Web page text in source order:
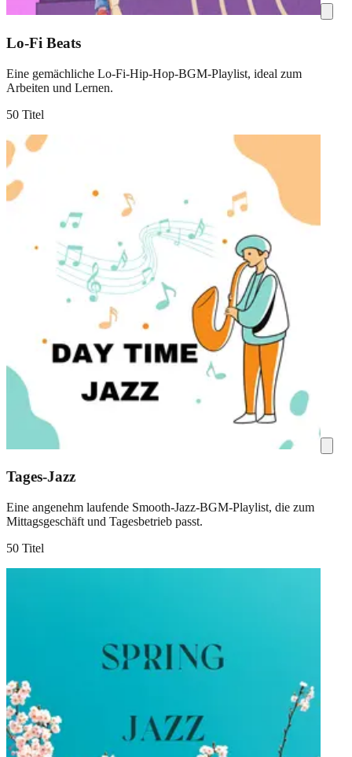
Lo-Fi Beats
Eine gemächliche Lo-Fi-Hip-Hop-BGM-Playlist, ideal zum
Arbeiten und Lernen.
50 Titel
Tages-Jazz
Eine angenehm laufende Smooth-Jazz-BGM-Playlist, die zum
Mittagsgeschäft und Tagesbetrieb passt.
50 Titel